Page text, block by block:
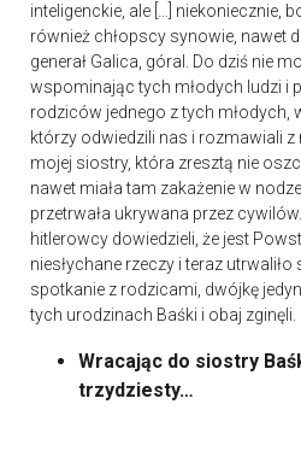
inteligenckie, ale […] niekoniecznie,
również chłopscy synowie, nawet
generał Galica, góral. Do dziś nie
wspominając tych młodych ludzi i
rodziców jednego z tych młodych,
którzy odwiedzili nas i rozmawiali z
mojej siostry, która zresztą nie
nawet miała tam zakażenie w
przetrwała ukrywana przez
hitlerowcy dowiedzieli, że jest
niesłychane rzeczy i teraz
spotkanie z rodzicami, dwójkę
tych urodzinach Baśki i obaj zginęli.
Wracając do siostry
trzydziesty…